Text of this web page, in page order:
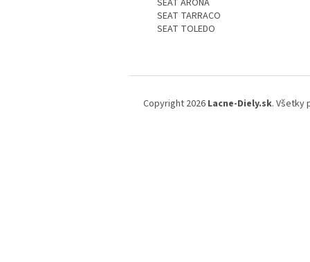
SEAT ARONA
SEAT TARRACO
SEAT TOLEDO
Copyright 2026 Lacne-Diely.sk. Všetky